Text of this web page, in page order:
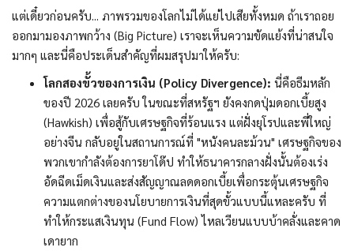
แต่เดี๋ยวก่อนครับ... ภาพรวมของโลกไม่ได้แย่ไปเสียทั้งหมด ถ้าเราถอย
ออกมามองภาพกว้าง (Big Picture) เราจะเห็นความขัดแย้งที่น่าสนใจ
มากๆ และนี่คือประเด็นสำคัญที่ผมสรุปมาให้ครับ:
โลกสองขั้วของการเงิน (Policy Divergence): นี่คือธีมหลัก
ของปี 2026 เลยครับ ในขณะที่สหรัฐฯ ยังคงกดปุ่มดอกเบี้ยสูง
(Hawkish) เพื่อสู้กับเศรษฐกิจที่ร้อนแรง แต่ฝั่งยุโรปและพี่ใหญ่
อย่างจีน กลับอยู่ในสถานการณ์ที่ "หนังคนละม้วน" เศรษฐกิจของ
พวกเขากำลังต้องการยาโด๊ป ทำให้ธนาคารกลางฝั่งนั้นต้องเร่ง
อัดฉีดเม็ดเงินและส่งสัญญาณลดดอกเบี้ยเพื่อกระตุ้นเศรษฐกิจ
ความแตกต่างของนโยบายการเงินที่สุดขั้วแบบนี้แหละครับ ที่
ทำให้กระแสเงินทุน (Fund Flow) ไหลเวียนแบบบ้าคลั่งและคาด
เดายาก